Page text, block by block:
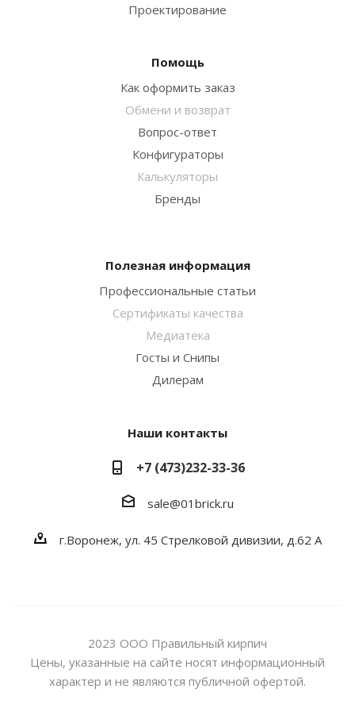
Проектирование
Помощь
Как оформить заказ
Обмени и возврат
Вопрос-ответ
Конфигураторы
Калькуляторы
Бренды
Полезная информация
Профессиональные статьи
Сертификаты качества
Медиатека
Госты и Снипы
Дилерам
Наши контакты
+7 (473)232-33-36
sale@01brick.ru
г.Воронеж, ул. 45 Стрелковой дивизии, д.62 А
2023 ООО Правильный кирпич
Цены, указанные на сайте носят информационный
характер и не являются публичной офертой.